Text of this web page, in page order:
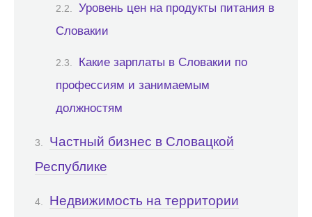
Уровень цен на продукты питания в
Словакии
Какие зарплаты в Словакии по
профессиям и занимаемым
должностям
Частный бизнес в Словацкой
Республике
Недвижимость на территории